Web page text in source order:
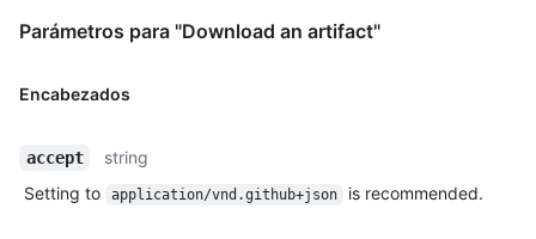
Parámetros para "Download an artifact"
Encabezados
accept
string
Setting to
application/vnd.github+json is recommended.